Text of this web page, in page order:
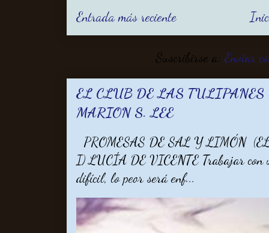
Entrada más reciente
Suscribirse a:Enviar
EL CLUB DE LAS
MARION S. LEE
PROMESAS DE SAL Y LIMÓN
I) LUCÍA DE VICENTE Trabajar con
difícil, lo peor será enf...